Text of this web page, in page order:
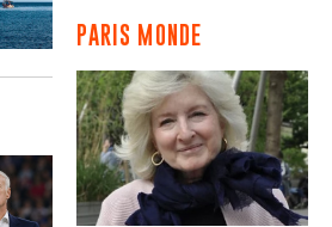
PARIS MONDE